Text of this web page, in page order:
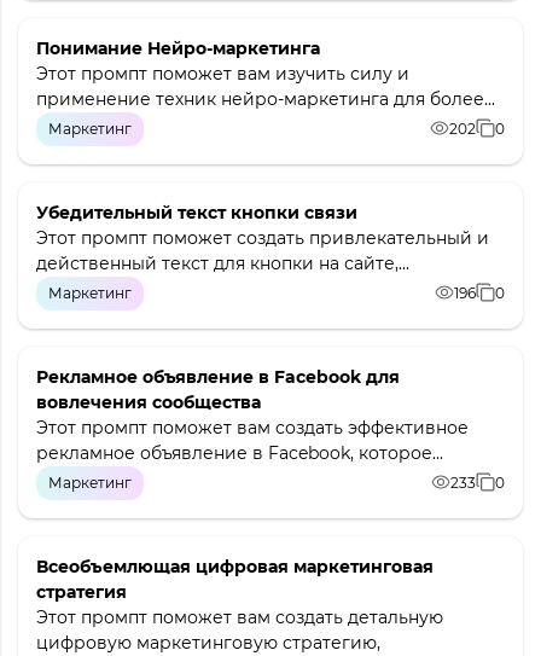
Понимание Нейро-маркетинга
Этот промпт поможет вам изучить силу и
применение техник нейро-маркетинга для более...
Маркетинг 202 0
Убедительный текст кнопки связи
Этот промпт поможет создать привлекательный и
действенный текст для кнопки на сайте,...
Маркетинг 196 0
Рекламное объявление в Facebook для
вовлечения сообщества
Этот промпт поможет вам создать эффективное
рекламное объявление в Facebook, которое...
Маркетинг 233 0
Всеобъемлющая цифровая маркетинговая
стратегия
Этот промпт поможет вам создать детальную
цифровую маркетинговую стратегию,